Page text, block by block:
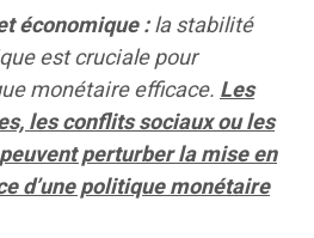
économique :la stabilité
est cruciale pour
monétaire efficace.Les
les conflits sociaux ou les
perturber la mise en
d’une politique monétaire